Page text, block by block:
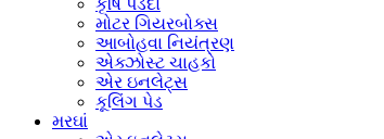
કૃષિ પડદો
મોટર ગિયરબોક્સ
આબોહવા નિયંત્રણ
એક્ઝોસ્ટ ચાહકો
એર ઇનલેટ્સ
કૂલિંગ પેડ
મરઘાં